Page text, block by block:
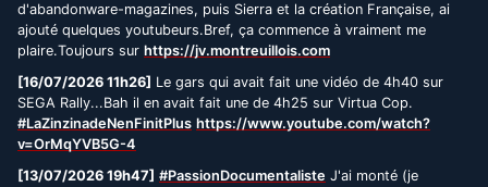
d'abandonware-magazines, puis Sierra et la création Française, ai
ajouté quelques youtubeurs.Bref, ça commence à vraiment me
plaire.Toujours sur https://jv.montreuillois.com
[16/07/2026 11h26] Le gars qui avait fait une vidéo de 4h40 sur
SEGA Rally...Bah il en avait fait une de 4h25 sur Virtua Cop.
#LaZinzinadeNenFinitPlus https://www.youtube.com/watch?
v=OrMqYVB5G-4
[13/07/2026 19h47] #PassionDocumentaliste J'ai monté (je